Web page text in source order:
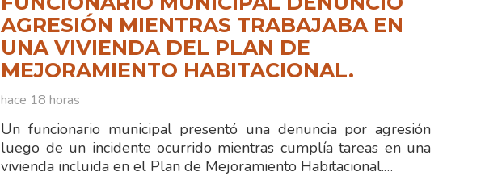
AGRESIÓN MIENTRAS TRABAJABA EN
UNA VIVIENDA DEL PLAN DE
MEJORAMIENTO HABITACIONAL.
hace 18 horas
Un funcionario municipal presentó una denuncia por agresión
luego de un incidente ocurrido mientras cumplía tareas en una
vivienda incluida en el Plan de Mejoramiento Habitacional.…